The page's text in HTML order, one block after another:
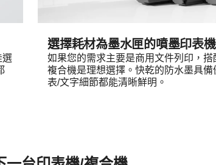
選
選擇耗材為墨水匣的噴墨印表
如果您的需求主要是商用文件列印，
複合機是理想選擇。快乾的防水墨具
表/文字細節都能清晰鮮明。